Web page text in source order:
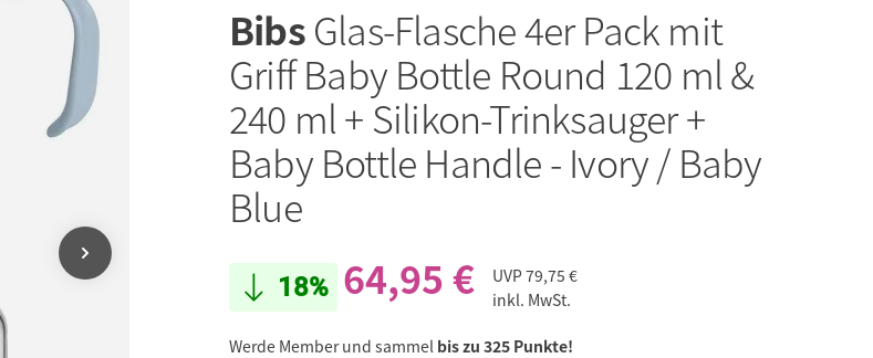
BibsGlas-Flasche 4er Pack mit
Griff Baby Bottle Round 120 ml &
240 ml + Silikon-Trinksauger +
Baby Bottle Handle - Ivory / Baby
Blue
18% 64,95 € UVP79,75 €
inkl. MwSt.
Werde Member und sammel bis zu 325 Punkte!